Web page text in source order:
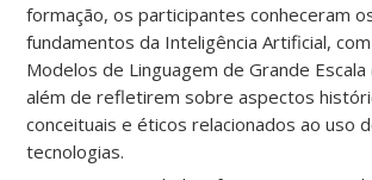
formação, os participantes conheceram
fundamentos da Inteligência Artificial,
Modelos de Linguagem de Grande Escala
além de refletirem sobre aspectos
conceituais e éticos relacionados ao uso
tecnologias.